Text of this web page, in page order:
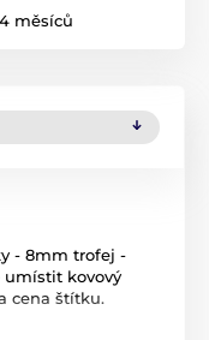
měsíců
- 8mm trofej -
umístit kovový
cena štítku.